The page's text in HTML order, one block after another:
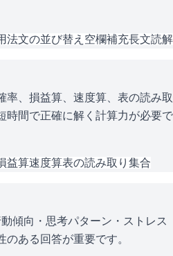
法文の並び替え 空欄補充長文読解
率、損益算、速度算、表の読み取
時間で正確に解く計算力が必要で
益算速度算表の読み取り 集合
傾向・思考パターン・ストレス
ある回答が重要です。